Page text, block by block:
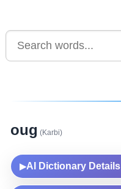
oug (Karbi)
▶AI Dictionary Details